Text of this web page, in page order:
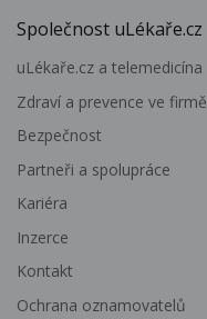
Společnost uLékaře.cz
uLékaře.cz a telemedicína
Zdraví a prevence ve firmě
Bezpečnost
Partneři a spolupráce
Kariéra
Inzerce
Kontakt
Ochrana oznamovatelů